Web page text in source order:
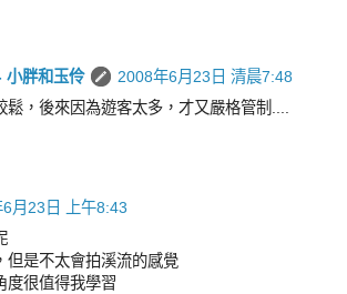
小胖和玉伶
2008年6月23日 清晨7:48
鬆，後來因為遊客太多，才又嚴格管制....
月23日 上午8:43
但是不太會拍溪流的感覺
度很值得我學習